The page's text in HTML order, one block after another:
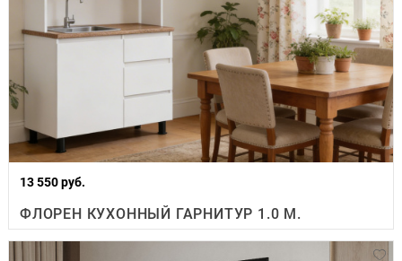
13 550 руб.
ФЛОРЕН КУХОННЫЙ ГАРНИТУР 1.0 М.